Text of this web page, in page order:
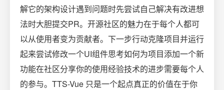
解它的架构设计遇到问题时先尝试自己解决有改进想
法时大胆提交PR。开源社区的魅力在于每个人都可
以从使用者变为贡献者。下一步行动克隆项目并运行
起来尝试修改一个UI组件思考如何为项目添加一个新
功能在社区分享你的使用经验技术的进步需要每个人
的参与。TTS-Vue 只是一个起点真正的价值在于你